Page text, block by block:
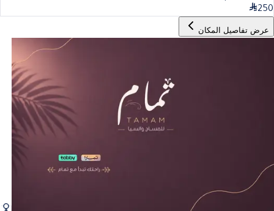
250
عرض تفاصيل المكان